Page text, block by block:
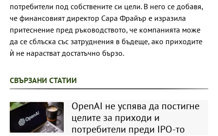
потребители под собствените си цели. В него се добавя,
че финансовият директор Сара Фрайър е изразила
притеснение пред ръководството, че компанията може
да се сблъска със затруднения в бъдеще, ако приходите
ѝ не нарастват достатъчно бързо.
СВЪРЗАНИ СТАТИИ
OpenAI не успява да постигне
целите за приходи и
потребители преди IPO-то